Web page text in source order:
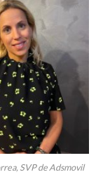
SVP de Adsmovil